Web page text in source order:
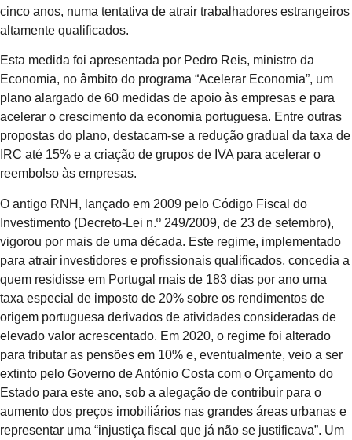
cinco anos, numa tentativa de atrair trabalhadores estrangeiros
altamente qualificados.
Esta medida foi apresentada por Pedro Reis, ministro da
Economia, no âmbito do programa “Acelerar Economia”, um
plano alargado de 60 medidas de apoio às empresas e para
acelerar o crescimento da economia portuguesa. Entre outras
propostas do plano, destacam-se a redução gradual da taxa de
IRC até 15% e a criação de grupos de IVA para acelerar o
reembolso às empresas.
O antigo RNH, lançado em 2009 pelo Código Fiscal do
Investimento (Decreto-Lei n.º 249/2009, de 23 de setembro),
vigorou por mais de uma década. Este regime, implementado
para atrair investidores e profissionais qualificados, concedia a
quem residisse em Portugal mais de 183 dias por ano uma
taxa especial de imposto de 20% sobre os rendimentos de
origem portuguesa derivados de atividades consideradas de
elevado valor acrescentado. Em 2020, o regime foi alterado
para tributar as pensões em 10% e, eventualmente, veio a ser
extinto pelo Governo de António Costa com o Orçamento do
Estado para este ano, sob a alegação de contribuir para o
aumento dos preços imobiliários nas grandes áreas urbanas e
representar uma “injustiça fiscal que já não se justificava”. Um